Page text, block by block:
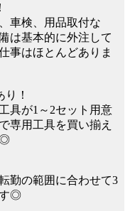
車検、用品取付な
は基本的に外注して
事はほとんどありま
！
具が1～2セット用意
専用工具を買い揃え
◎
勤の範囲に合わせて3
す◎